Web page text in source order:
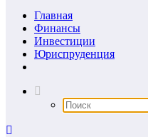
Главная
Финансы
Инвестиции
Юриспруденция